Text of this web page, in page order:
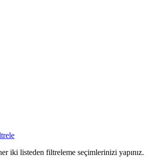
iki listeden filtreleme seçimlerinizi yapınız.